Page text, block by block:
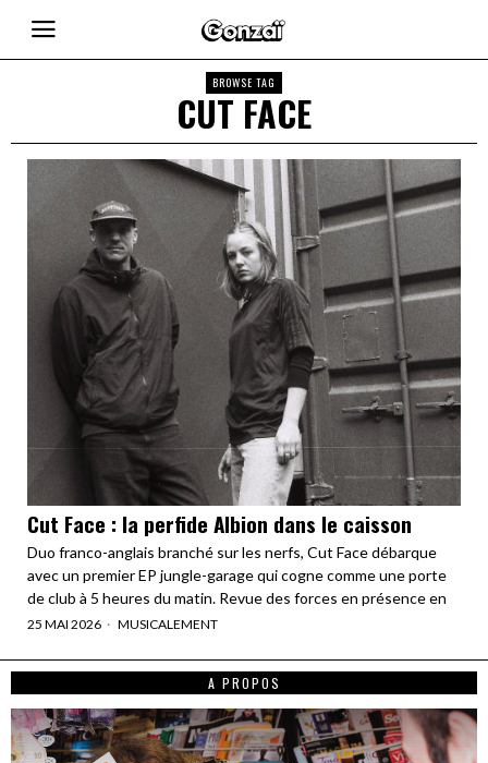
BROWSE TAG
CUT FACE
Cut Face : la perfide Albion dans le caisson
Duo franco-anglais branché sur les nerfs, Cut Face débarque
avec un premier EP jungle-garage qui cogne comme une porte
de club à 5 heures du matin. Revue des forces en présence en
25 MAI 2026 MUSICALEMENT
A PROPOS